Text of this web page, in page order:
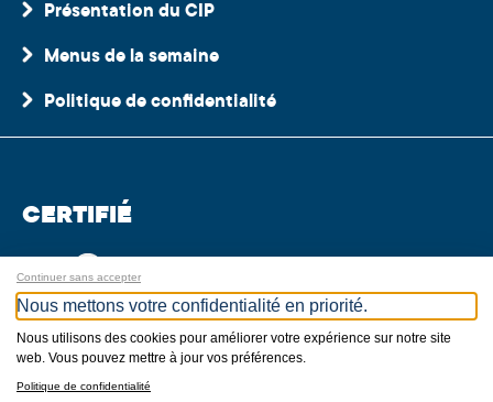
Présentation du CIP
Menus de la semaine
Politique de confidentialité
CERTIFIÉ
MEMBRE
Continuer sans accepter
Nous mettons votre confidentialité en priorité.
Nous utilisons des cookies pour améliorer votre expérience sur notre site
web. Vous pouvez mettre à jour vos préférences.
Politique de confidentialité